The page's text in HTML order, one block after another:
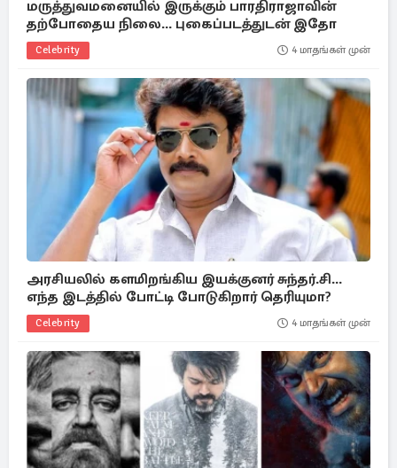
மருத்துவமனையில் இருக்கும் பாரதிராஜாவின்
தற்போதைய நிலை... புகைப்படத்துடன் இதோ
Celebrity 4 மாதங்கள் முன்
அரசியலில் களமிறங்கிய இயக்குனர் சுந்தர்.சி...
எந்த இடத்தில் போட்டி போடுகிறார் தெரியுமா?
Celebrity 4 மாதங்கள் முன்